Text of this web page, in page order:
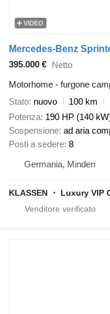
VIDEO
Mercedes-Benz
395.000 € Netto
Motorhome - furgone
Stato nuovo 100 km
Potenza 190 HP (140
Sospensione ad aria
Posti a sedere 8
Germania, Minden
KLASSEN ・ Luxury VIP